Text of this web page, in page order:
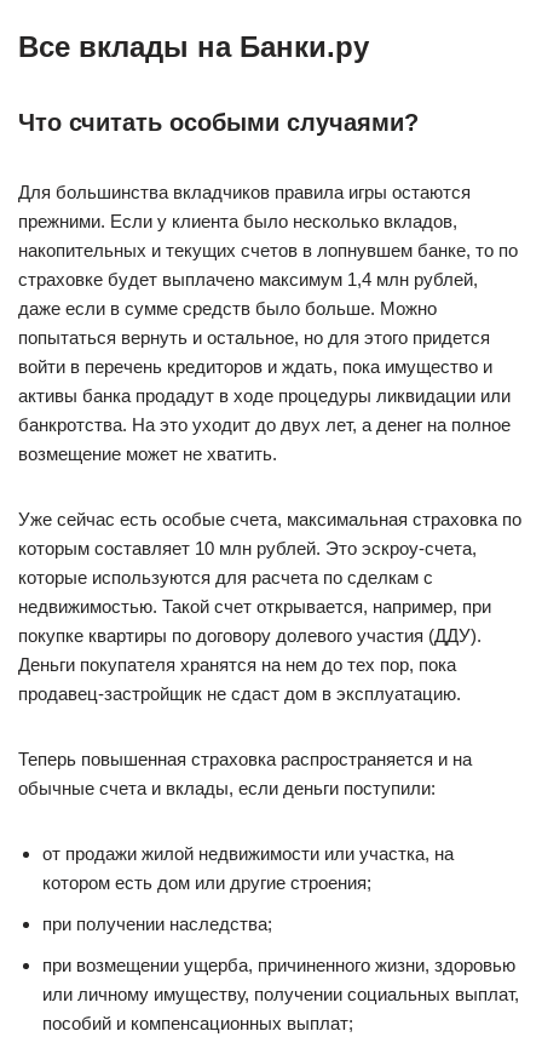
Все вклады на Банки.ру
Что считать особыми случаями?
Для большинства вкладчиков правила игры остаются
прежними. Если у клиента было несколько вкладов,
накопительных и текущих счетов в лопнувшем банке, то по
страховке будет выплачено максимум 1,4 млн рублей,
даже если в сумме средств было больше. Можно
попытаться вернуть и остальное, но для этого придется
войти в перечень кредиторов и ждать, пока имущество и
активы банка продадут в ходе процедуры ликвидации или
банкротства. На это уходит до двух лет, а денег на полное
возмещение может не хватить.
Уже сейчас есть особые счета, максимальная страховка по
которым составляет 10 млн рублей. Это эскроу-счета,
которые используются для расчета по сделкам с
недвижимостью. Такой счет открывается, например, при
покупке квартиры по договору долевого участия (ДДУ).
Деньги покупателя хранятся на нем до тех пор, пока
продавец-застройщик не сдаст дом в эксплуатацию.
Теперь повышенная страховка распространяется и на
обычные счета и вклады, если деньги поступили:
от продажи жилой недвижимости или участка, на
котором есть дом или другие строения;
при получении наследства;
при возмещении ущерба, причиненного жизни, здоровью
или личному имуществу, получении социальных выплат,
пособий и компенсационных выплат;